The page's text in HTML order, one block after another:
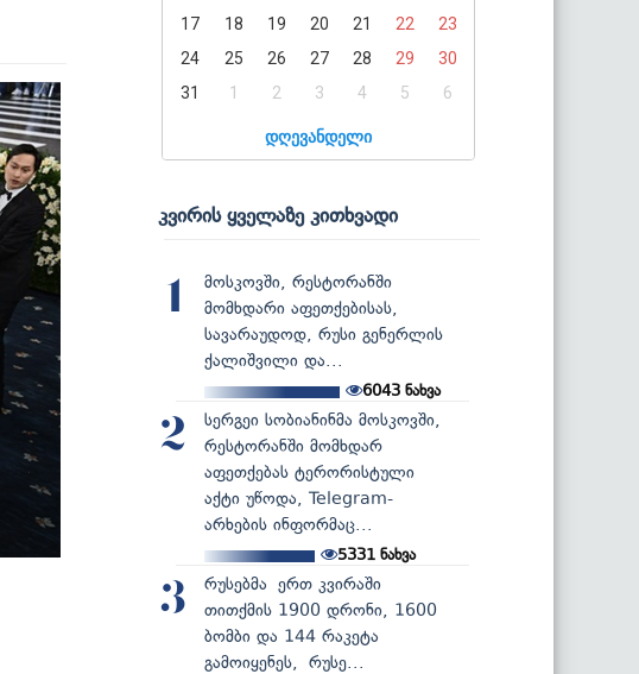
17
18 19 20 21 22
23
24
25 26 27 28 29
30
31
1 2 3 4 5 6
დღევანდელი
კვირის ყველაზე კითხვადი
1
მოსკოვში, რესტორანში
მომხდარი აფეთქებისას,
სავარაუდოდ, რუსი გენერლის
ქალიშვილი და...
6043 ნახვა
2
სერგეი სობიანინმა მოსკოვში,
რესტორანში მომხდარ
აფეთქებას ტერორისტული
აქტი უწოდა, Telegram-
არხების ინფორმაც...
5331 ნახვა
3
რუსებმა ერთ კვირაში
თითქმის 1900 დრონი, 1600
ბომბი და 144 რაკეტა
გამოიყენეს, რუსე...